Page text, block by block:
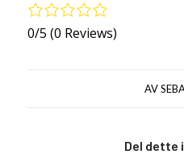
0/5 (0 Reviews)
AV
Del dette